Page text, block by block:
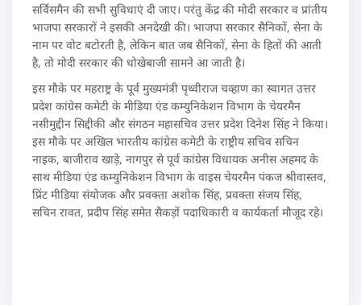
सर्विसमैन की सभी सुविधाएं दी जाए। परंतु केंद्र की मोदी सरकार व प्रांतीय
भाजपा सरकारों ने इसकी अनदेखी की। भाजपा सरकार सैनिकों, सेना के
नाम पर वोट बटोरती है, लेकिन बात जब सैनिकों, सेना के हितों की आती
है, तो मोदी सरकार की धोखेबाजी सामने आ जाती है।
इस मौके पर महराष्ट्र के पूर्व मुख्यमंत्री पृथ्वीराज चव्हाण का स्वागत उत्तर
प्रदेश कांग्रेस कमेटी के मीडिया एंड कम्युनिकेशन विभाग के चेयरमैन
नसीमुद्दीन सिद्दीकी और संगठन महासचिव उत्तर प्रदेश दिनेश सिंह ने किया।
इस मौके पर अखिल भारतीय कांग्रेस कमेटी के राष्ट्रीय सचिव सचिन
नाइक, बाजीराव खाड़े, नागपुर से पूर्व कांग्रेस विधायक अनीस अहमद के
साथ मीडिया एंड कम्युनिकेशन विभाग के वाइस चेयरमैन पंकज श्रीवास्तव,
प्रिंट मीडिया संयोजक और प्रवक्ता अशोक सिंह, प्रवक्ता संजय सिंह,
सचिन रावत, प्रदीप सिंह समेत सैकड़ों पदाधिकारी व कार्यकर्ता मौजूद रहे।